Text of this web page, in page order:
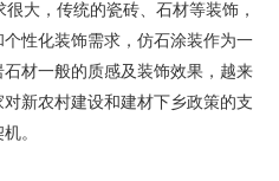
大，传统的瓷砖、石材等装饰，
性化装饰需求，仿石涂装作为一
材一般的质感及装饰效果，越来
新农村建设和建材下乡政策的支
。